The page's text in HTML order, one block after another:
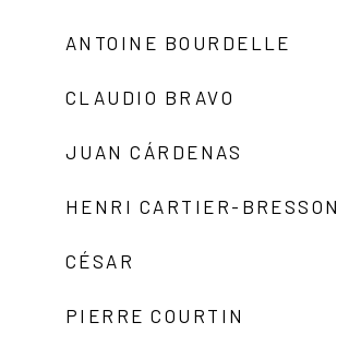
ANTOINE BOURDELLE
CLAUDIO BRAVO
JUAN CÁRDENAS
HENRI CARTIER-BRESSON
CÉSAR
PIERRE COURTIN